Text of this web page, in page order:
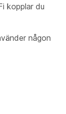
kopplar du
någon